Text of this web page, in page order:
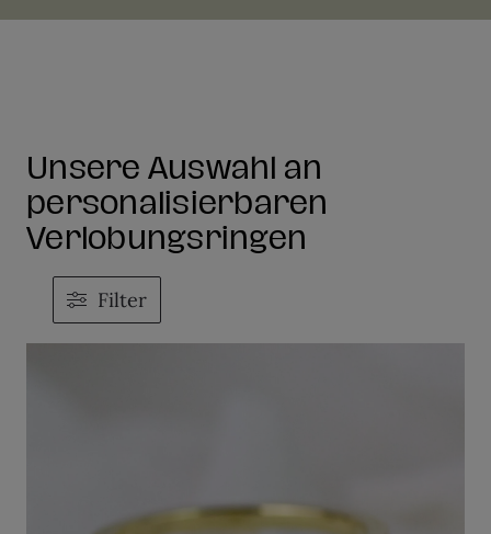
Unsere Auswahl an
personalisierbaren
Verlobungsringen
Filter